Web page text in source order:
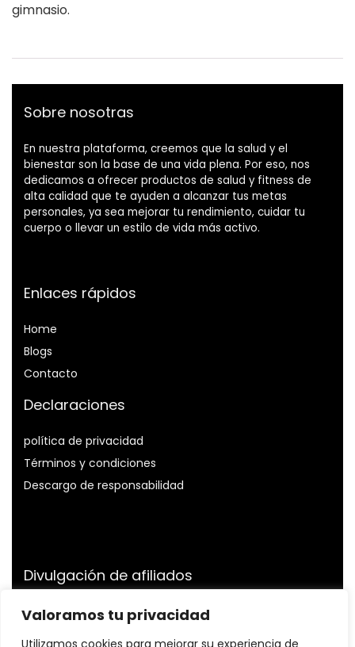
Valoramos tu privacidad
Utilizamos cookies para mejorar su experiencia de
gimnasio.
Sobre nosotras
En nuestra plataforma, creemos que la salud y el
bienestar son la base de una vida plena. Por eso, nos
dedicamos a ofrecer productos de salud y fitness de
alta calidad que te ayuden a alcanzar tus metas
personales, ya sea mejorar tu rendimiento, cuidar tu
cuerpo o llevar un estilo de vida más activo.
Enlaces rápidos
Home
Blogs
Contacto
Declaraciones
política de privacidad
Términos y condiciones
Descargo de responsabilidad
Divulgación de afiliados
Divulgación:Somos participantes del Programa de
Asociados de Amazon Services LLC, un programa de
publicidad de afiliados diseñado para proporcionarnos